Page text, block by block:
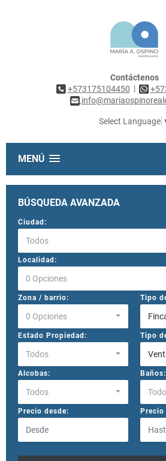
Contáctenos
+573175104450 |
Select Language
MENÚ
BÚSQUEDA AVANZADA
Ciudad:
Todos
Localidad:
0 Opciones
Zona / barrio:
0 Opciones
Tipo
Estado Propiedad:
Todos
Tipo
Alcobas:
Todos
Baños:
Precio desde: